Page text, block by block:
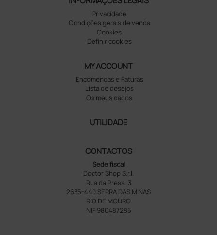
Privacidade
Condições gerais de venda
Cookies
Definir cookies
MY ACCOUNT
Encomendas e Faturas
Lista de desejos
Os meus dados
UTILIDADE
CONTACTOS
Sede fiscal
Doctor Shop S.r.l.
Rua da Presa, 3
2635-440 SERRA DAS MINAS
RIO DE MOURO
NIF 980487285